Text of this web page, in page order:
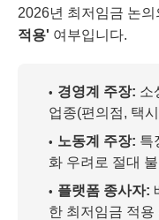
2026년 최저임금 논
적용' 여부입니다.
경영계 주장: 소
업종(편의점, 택
노동계 주장: 특
화 우려로 절대
플랫폼 종사자:
한 최저임금 적